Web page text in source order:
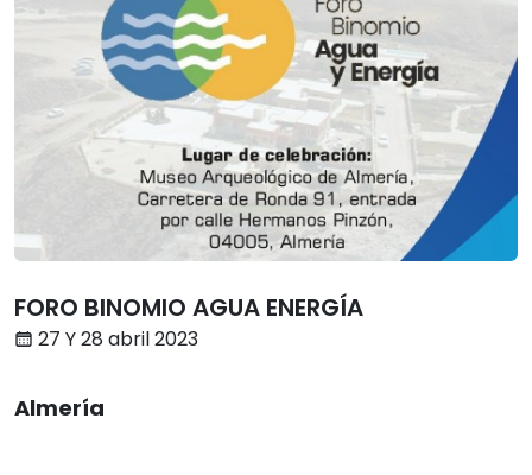
FORO BINOMIO AGUA ENERGÍA
27 Y 28 abril 2023
Almería